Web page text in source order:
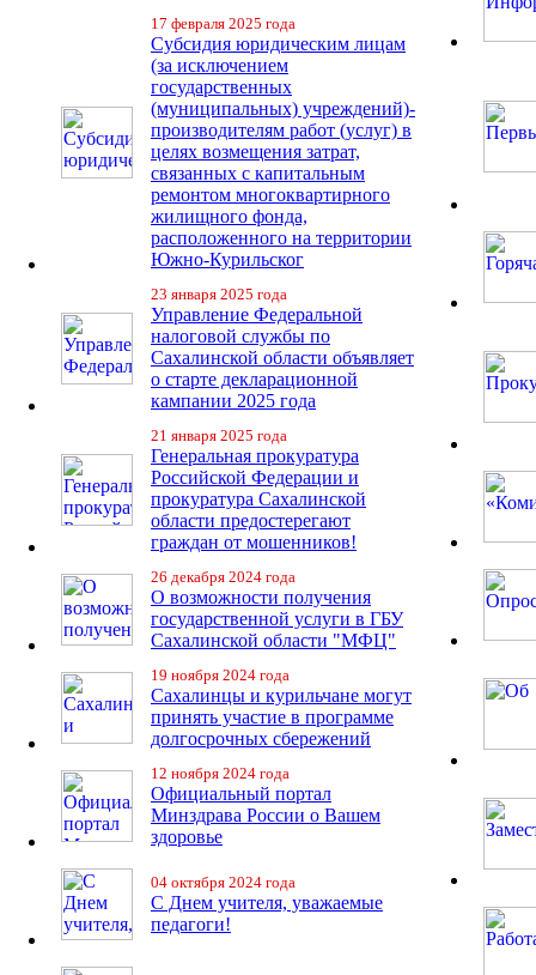
17 февраля 2025 года
Субсидия юридическим лицам
(за исключением
государственных
(муниципальных) учреждений)-
производителям работ (услуг) в
целях возмещения затрат,
связанных с капитальным
ремонтом многоквартирного
жилищного фонда,
расположенного на территории
Южно-Курильског
23 января 2025 года
Управление Федеральной
налоговой службы по
Сахалинской области объявляет
о старте декларационной
кампании 2025 года
21 января 2025 года
Генеральная прокуратура
Российской Федерации и
прокуратура Сахалинской
области предостерегают
граждан от мошенников!
26 декабря 2024 года
О возможности получения
государственной услуги в ГБУ
Сахалинской области "МФЦ"
19 ноября 2024 года
Сахалинцы и курильчане могут
принять участие в программе
долгосрочных сбережений
12 ноября 2024 года
Официальный портал
Минздрава России о Вашем
здоровье
04 октября 2024 года
С Днем учителя, уважаемые
педагоги!